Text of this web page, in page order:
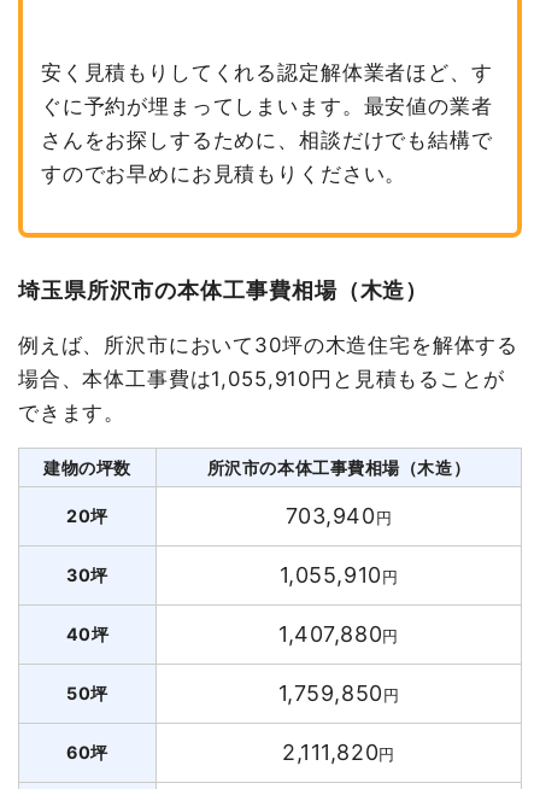
安く見積もりしてくれる認定解体業者ほど、す
ぐに予約が埋まってしまいます。最安値の業者
さんをお探しするために、相談だけでも結構で
すのでお早めにお見積もりください。
埼玉県所沢市の本体工事費相場（木造）
例えば、所沢市において30坪の木造住宅を解体する
場合、本体工事費は1,055,910円と見積もることが
できます。
建物の坪数 所沢市の本体工事費相場（木造）
20坪 703,940円
30坪 1,055,910円
40坪 1,407,880円
50坪 1,759,850円
60坪 2,111,820円